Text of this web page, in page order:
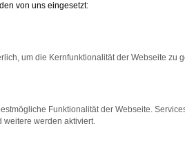
VW
Sicht eine erstklassige Wahl
ist in der Region tief
in den Verkauf gelangt,
Pfaffenhofen als auch für jeden
von uns eingesetzt:
um die Kernfunktionalität der Webseite zu
Funktionalität der Webseite.
weitere werden aktiviert.